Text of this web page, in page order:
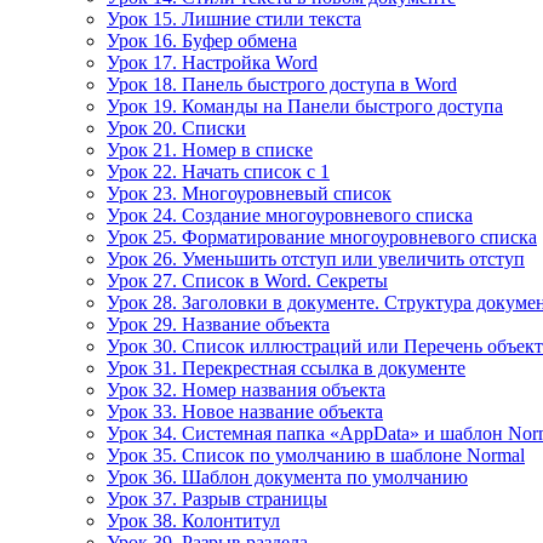
Урок 15. Лишние стили текста
Урок 16. Буфер обмена
Урок 17. Настройка Word
Урок 18. Панель быстрого доступа в Word
Урок 19. Команды на Панели быстрого доступа
Урок 20. Списки
Урок 21. Номер в списке
Урок 22. Начать список с 1
Урок 23. Многоуровневый список
Урок 24. Создание многоуровневого списка
Урок 25. Форматирование многоуровневого списка
Урок 26. Уменьшить отступ или увеличить отступ
Урок 27. Список в Word. Секреты
Урок 28. Заголовки в документе. Структура
Урок 29. Название объекта
Урок 30. Список иллюстраций или Перечень
Урок 31. Перекрестная ссылка в документе
Урок 32. Номер названия объекта
Урок 33. Новое название объекта
Урок 34. Системная папка «AppData» и шаблон
Урок 35. Список по умолчанию в шаблоне Normal
Урок 36. Шаблон документа по умолчанию
Урок 37. Разрыв страницы
Урок 38. Колонтитул